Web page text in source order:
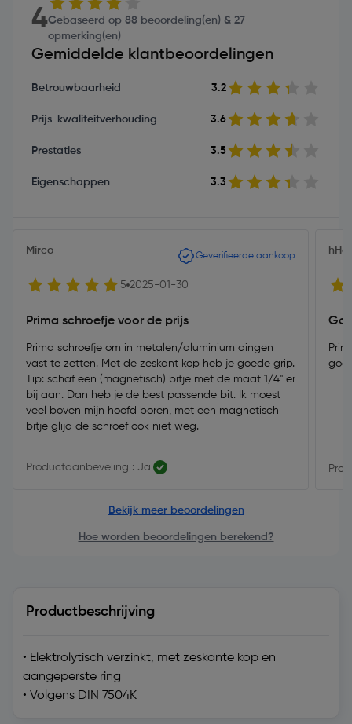
4Gebaseerd op 88 beoordeling(en) & 27
opmerking(en)
Gemiddelde klantbeoordelingen
Betrouwbaarheid 3.2
Prijs-kwaliteitverhouding 3.6
Prestaties 3.5
Eigenschappen 3.3
Mirco Geverifieerde aankoop
5 2025-01-30
Prima schroefje voor de prijs
Prima schroefje om in metalen/aluminium dingen
vast te zetten. Met de zeskant kop heb je goede grip.
Tip: schaf een (magnetisch) bitje met de maat 1/4" er
bij aan. Dan heb je de best passende bit. Ik moest
veel boven mijn hoofd boren, met een magnetisch
bitje glijd de schroef ook niet weg.
Productaanbeveling : Ja
Bekijk meer beoordelingen
Hoe worden beoordelingen berekend?
Productbeschrijving
• Elektrolytisch verzinkt, met zeskante kop en
aangeperste ring
• Volgens DIN 7504K